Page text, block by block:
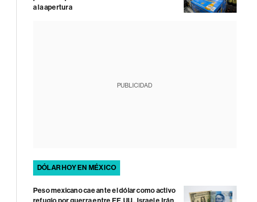
a la apertura
PUBLICIDAD
DÓLAR HOY EN MÉXICO
Peso mexicano cae ante el dólar como activo